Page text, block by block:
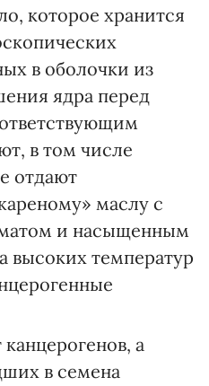
которое хранится
в оболочки из
ядра перед
в том числе
отдают
маслу с
и насыщенным
высоких температур
а
в семена